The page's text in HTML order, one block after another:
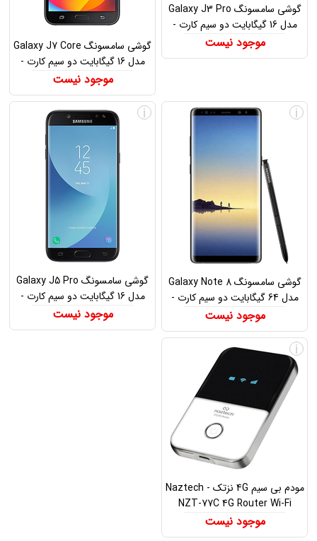
گوشی سامسونگ Galaxy J3 Pro
مدل 16 گیگابایت دو سیم کارت -
Samsung Galaxy J3 Pro SM-
J330F Dual SIM 16GB
موجود نیست
گوشی سامسونگ Galaxy J7 Core
مدل 16 گیگابایت دو سیم کارت -
Samsung Galaxy J7 Core Dual
SIM 16GB
موجود نیست
گوشی سامسونگ Galaxy Note 8
مدل 64 گیگابایت دو سیم کارت -
Samsung Galaxy Note 8 Dual
SIM 64GB
موجود نیست
i
گوشی سامسونگ Galaxy J5 Pro
مدل 16 گیگابایت دو سیم کارت -
Samsung Galaxy J5 Pro SM-
J530 Dual SIM 16GB
موجود نیست
i
مودم بی سیم 4G نزتک - Naztech
NZT-77C 4G Router Wi-Fi
Hotspot
موجود نیست
i